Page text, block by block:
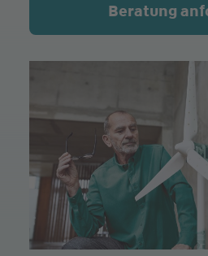
Beratung